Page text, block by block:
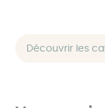
Découvrir les